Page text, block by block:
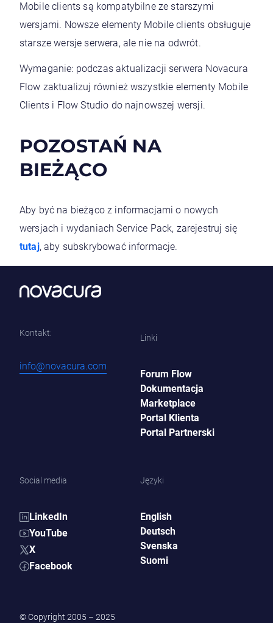
Mobile clients są kompatybilne ze starszymi
wersjami. Nowsze elementy Mobile clients obsługuje
starsze wersje serwera, ale nie na odwrót.
Wymaganie: podczas aktualizacji serwera Novacura
Flow zaktualizuj również wszystkie elementy Mobile
Clients i Flow Studio do najnowszej wersji.
POZOSTAŃ NA
BIEŻĄCO
Aby być na bieżąco z informacjami o nowych
wersjach i wydaniach Service Pack, zarejestruj się
tutaj, aby subskrybować informacje.
Kontakt:
info@novacura.com
Linki
Forum Flow
Dokumentacja
Marketplace
Portal Klienta
Portal Partnerski
Social media
LinkedIn
YouTube
X
Facebook
Języki
English
Deutsch
Svenska
Suomi
© Copyright 2005 – 2025